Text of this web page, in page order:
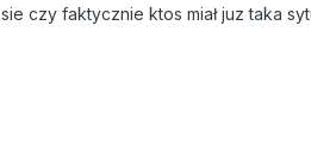
czy faktycznie ktos miał juz taka